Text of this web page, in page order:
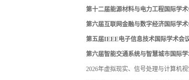
第十二届能源材料与电力工程国际学
第六届互联网金融与数字经济国际学术
第五届IEEE电子信息技术国际学术会
第六届智能交通系统与智慧城市国际学
2026年虚拟现实、信号处理与计算机视